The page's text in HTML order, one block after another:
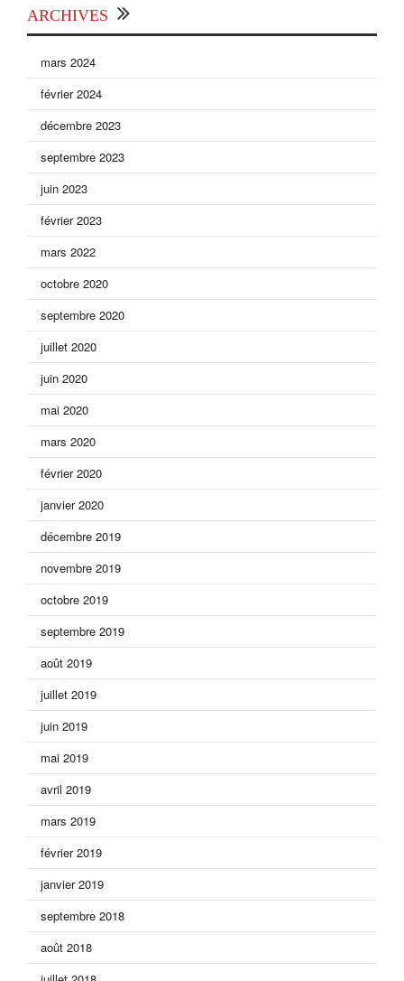
ARCHIVES
mars 2024
février 2024
décembre 2023
septembre 2023
juin 2023
février 2023
mars 2022
octobre 2020
septembre 2020
juillet 2020
juin 2020
mai 2020
mars 2020
février 2020
janvier 2020
décembre 2019
novembre 2019
octobre 2019
septembre 2019
août 2019
juillet 2019
juin 2019
mai 2019
avril 2019
mars 2019
février 2019
janvier 2019
septembre 2018
août 2018